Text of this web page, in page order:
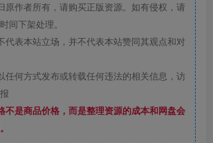
原作者所有，请购买正版资源。如有侵权，请
间下架处理。
代表本站立场，并不代表本站赞同其观点和对
任何方式发布或转载任何违法的相关信息，访
不是商品价格，而是整理资源的成本和网盘会